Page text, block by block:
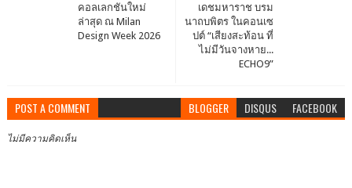
เดชมหาราช บรม
นาถบพิตร ในคอนเซ
ปต์ “เสียงสะท้อน ที่
ไม่มีวันจางหาย...
ECHO9”
คอลเลกชันใหม่
ล่าสุด ณ Milan
Design Week 2026
POST A COMMENT BLOGGER DISQUS FACEBOOK
ไม่มีความคิดเห็น